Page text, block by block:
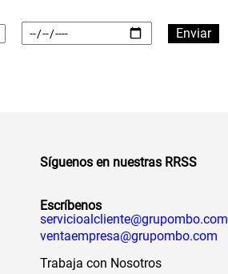
Síguenos en nuestras RRSS
Escríbenos
servicioalcliente@grupombo.com
ventaempresa@grupombo.com
Trabaja con Nosotros